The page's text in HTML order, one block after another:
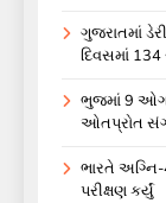
ગુજરાતમાં
દિવસમાં
ભુજમાં 9
ઓતપ્રોત
ભારતે
પરીક્ષણ કર્યું